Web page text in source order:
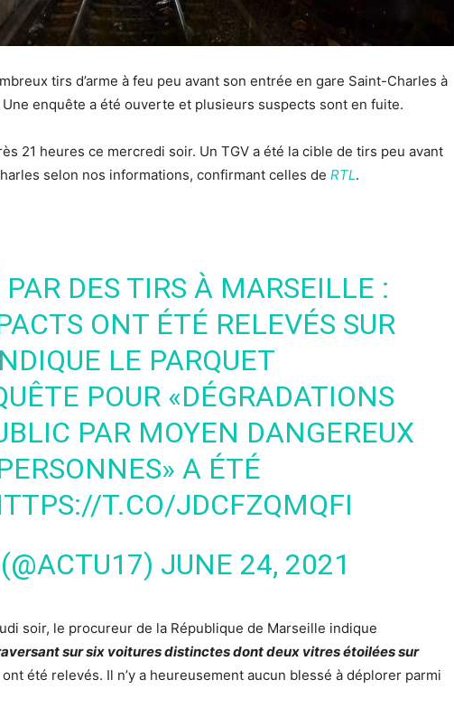
tirs d’arme à feu peu avant son entrée en gare Saint-Charles à
enquête a été ouverte et plusieurs suspects sont en fuite.
21 heures ce mercredi soir. Un TGV a été la cible de tirs peu avant
selon nos informations, confirmant celles de RTL.
DES TIRS À MARSEILLE :
ONT ÉTÉ RELEVÉS SUR
LE PARQUET
POUR «DÉGRADATIONS
PAR MOYEN DANGEREUX
A ÉTÉ
T.CO/JDCFZQMQFI
JUNE 24, 2021
soir, le procureur de la République de Marseille indique
sur six voitures distinctes dont deux vitres étoilées sur
ont été relevés. Il n’y a heureusement aucun blessé à déplorer parmi